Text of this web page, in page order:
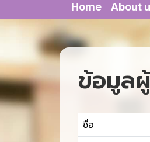
Home About
ข้อมูล
ชื่อ